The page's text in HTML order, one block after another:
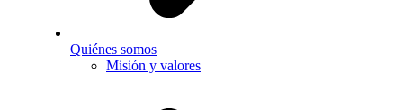
Quiénes somos
Misión y valores